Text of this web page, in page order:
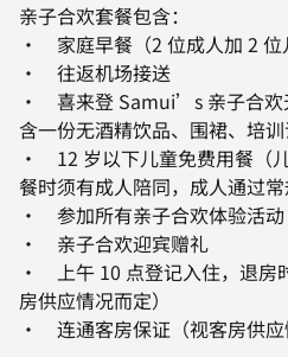
亲子合欢套餐包含：
· 家庭早餐（2 位成人加 2 位
· 往返机场接送
· 喜来登 Samui’s 亲子合欢
含一份无酒精饮品、围裙、培训
· 12 岁以下儿童免费用餐（
餐时须有成人陪同，成人通过常
· 参加所有亲子合欢体验活动
· 亲子合欢迎宾赠礼
· 上午 10 点登记入住，退房
房供应情况而定）
· 连通客房保证（视客房供应